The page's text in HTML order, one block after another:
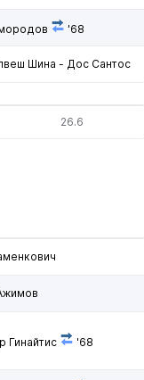
'68
Шина - Дос Сантос
26.6
Гинайтис '68